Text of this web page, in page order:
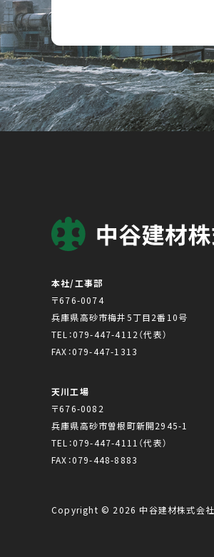
本社/工事部
〒676-0074
兵庫県高砂市梅井5丁目2番10号
TEL：079-447-4112 （代表）
FAX：079-447-1313
天川工場
〒676-0082
兵庫県高砂市曽根町新開2945-1
TEL：079-447-4111 （代表）
FAX：079-448-8883
Copyright © 2026 中谷建材株式会社